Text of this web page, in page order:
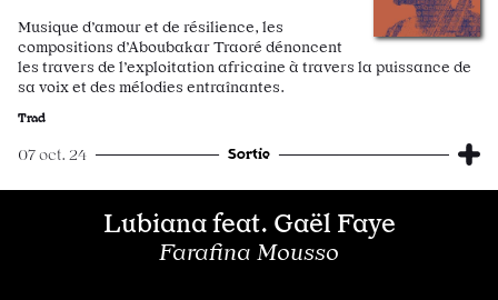
Musique d’amour et de résilience, les
compositions d’Aboubakar Traoré dénoncent
les travers de l’exploitation africaine à travers la puissance de
sa voix et des mélodies entraînantes.
Trad
07 oct. 24 Sortie
Lubiana feat. Gaël Faye
Farafina Mousso